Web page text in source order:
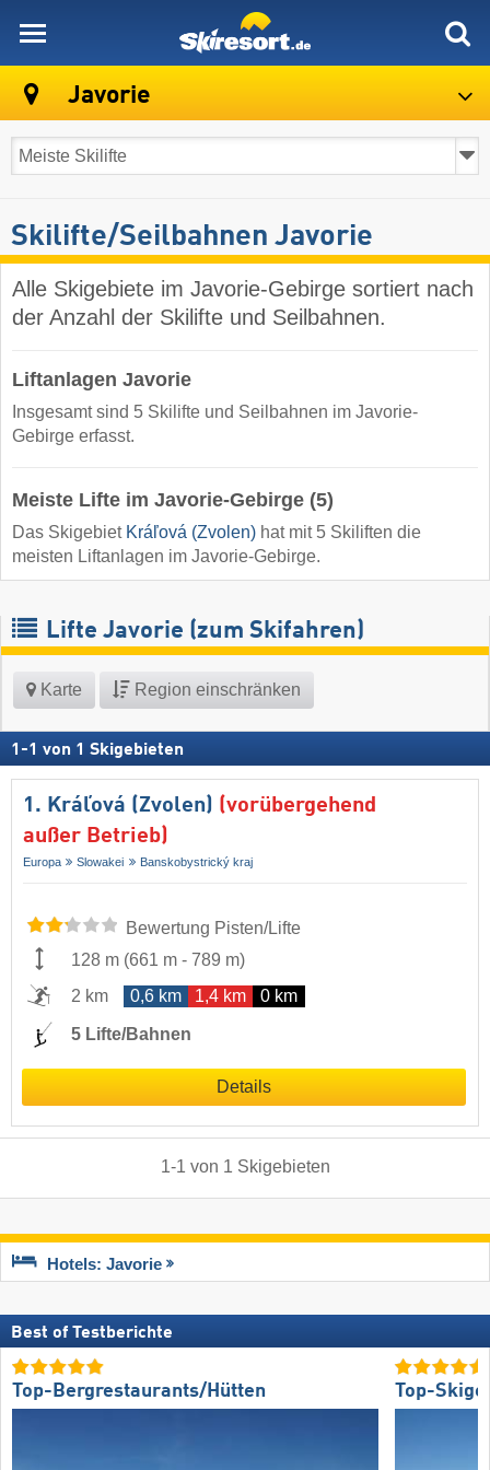
Javorie
Skilifte/Seilbahnen Javorie
Alle Skigebiete im Javorie-Gebirge sortiert nach
der Anzahl der Skilifte und Seilbahnen.
Liftanlagen Javorie
Insgesamt sind 5 Skilifte und Seilbahnen im Javorie-
Gebirge erfasst.
Meiste Lifte im Javorie-Gebirge (5)
Das Skigebiet Kráľová (Zvolen) hat mit 5 Skiliften die
meisten Liftanlagen im Javorie-Gebirge.
Lifte Javorie (zum Skifahren)
Karte Region einschränken
1 -1 von 1 Skigebieten
1. Kráľová (Zvolen) (vorübergehend
außer Betrieb)
Europa Slowakei Banskobystrický kraj
Bewertung Pisten/Lifte
128 m (661 m - 789 m)
2 km
0,6 km 1,4 km 0 km
5 Lifte/Bahnen
Details
1-1 von 1 Skigebieten
Hotels: Javorie
Best of Testberichte
Top-Bergrestaurants/Hütten Top-